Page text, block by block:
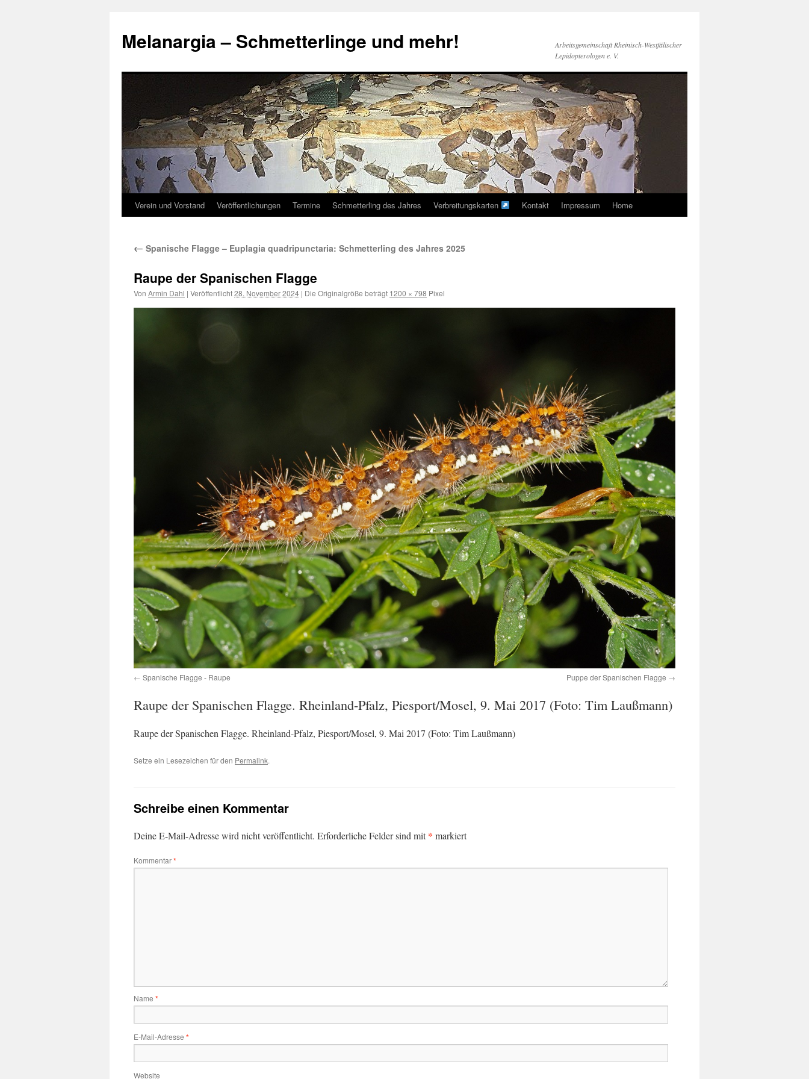
springen
Melanargia – Schmetterlinge und mehr!
Arbeitsgemeinschaft Rheinisch-Westfälischer
Lepidopterologen e. V.
Verein und Vorstand Veröffentlichungen Termine Schmetterling des Jahres Verbreitungskarten Kontakt Impressum Home
← Spanische Flagge – Euplagia quadripunctaria: Schmetterling des Jahres 2025
Raupe der Spanischen Flagge
Von Armin Dahl | Veröffentlicht28. November 2024 | Die Originalgröße beträgt 1200 × 798 Pixel
Spanische Flagge - Raupe Puppe der Spanischen Flagge
Raupe der Spanischen Flagge. Rheinland-Pfalz, Piesport/Mosel, 9. Mai 2017 (Foto: Tim Laußmann)
Raupe der Spanischen Flagge. Rheinland-Pfalz, Piesport/Mosel, 9. Mai 2017 (Foto: Tim Laußmann)
Setze ein Lesezeichen für den Permalink.
Schreibe einen Kommentar
Deine E-Mail-Adresse wird nicht veröffentlicht. Erforderliche Felder sind mit* markiert
Kommentar*
Name *
E-Mail-Adresse *
Website